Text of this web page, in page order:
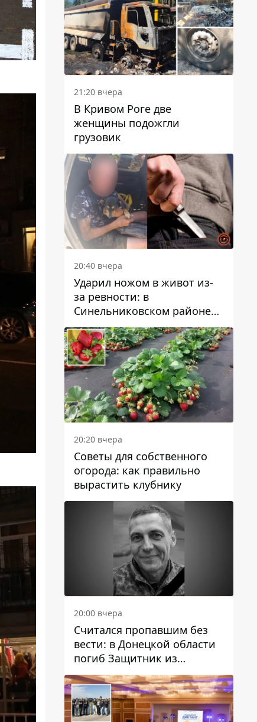
21:20 вчера
В Кривом Роге две
женщины подожгли
грузовик
20:40 вчера
Ударил ножом в живот из-
за ревности: в
Синельниковском районе
задержали 49-летнего
мужчину за убийство
20:20 вчера
Советы для собственного
огорода: как правильно
вырастить клубнику
20:00 вчера
Считался пропавшим без
вести: в Донецкой области
погиб Защитник из
Каменского Антон
Красовский